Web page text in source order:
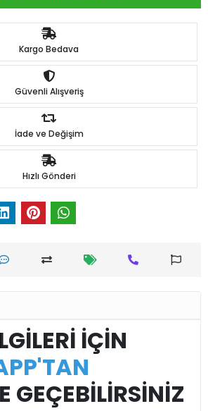
Kargo Bedava
Güvenli Alışveriş
İade ve Değişim
Hızlı Gönderi
İÇİN
GEÇEBİLİRSİNİZ